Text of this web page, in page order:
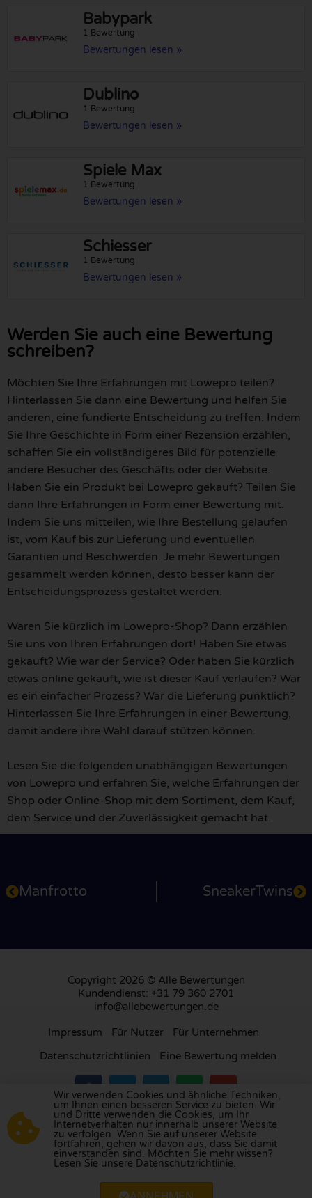
Babypark
1 Bewertung
Bewertungen lesen »
Dublino
1 Bewertung
Bewertungen lesen »
Spiele Max
1 Bewertung
Bewertungen lesen »
Schiesser
1 Bewertung
Bewertungen lesen »
Werden Sie auch eine Bewertung
schreiben?
Möchten Sie Ihre Erfahrungen mit Lowepro teilen?
Hinterlassen Sie dann eine Bewertung und helfen Sie
anderen, eine fundierte Entscheidung zu treffen. Indem
Sie Ihre Geschichte in Form einer Rezension erzählen,
schaffen Sie ein vollständigeres Bild für potenzielle
andere Besucher des Geschäfts oder der Website.
Haben Sie ein Produkt bei Lowepro gekauft? Teilen Sie
dann Ihre Erfahrungen in Form einer Bewertung mit.
Indem Sie uns mitteilen, wie Ihre Bestellung gelaufen
ist, vom Kauf bis zur Lieferung und eventuellen
Garantien und Beschwerden. Je mehr Bewertungen
gesammelt werden können, desto besser kann der
Entscheidungsprozess gestaltet werden.
Waren Sie kürzlich im Lowepro-Shop? Dann erzählen
Sie uns von Ihren Erfahrungen dort! Haben Sie etwas
gekauft? Wie war der Service? Oder haben Sie kürzlich
etwas online gekauft, wie ist dieser Kauf verlaufen? War
es ein einfacher Prozess? War die Lieferung pünktlich?
Hinterlassen Sie Ihre Erfahrungen in einer Bewertung,
damit andere ihre Wahl darauf stützen können.
Lesen Sie die folgenden unabhängigen Bewertungen
von Lowepro und erfahren Sie, welche Erfahrungen der
Shop oder Online-Shop mit dem Sortiment, dem Kauf,
dem Service und der Zuverlässigkeit gemacht hat.
Manfrotto SneakerTwins
Copyright 2026 © Alle Bewertungen
Kundendienst: +31 79 360 2701
info@allebewertungen.de
Impressum Für Nutzer
Für Unternehmen
Datenschutzrichtlinien
Eine Bewertung melden
Besuchen Sie unsere Bewertungsplattform in
Großbritannien,Frankreich, denNiederlanden
Belgien,Spanien, Italien,Portugal, Polen,
Dänemark , FinnlandundSchweden.
Wir verwenden Cookies und ähnliche Techniken,
um Ihnen einen besseren Service zu bieten. Wir
und Dritte verwenden die Cookies, um Ihr
Internetverhalten nur innerhalb unserer Website
zu verfolgen. Wenn Sie auf unserer Website
fortfahren, gehen wir davon aus, dass Sie damit
einverstanden sind. Möchten Sie mehr wissen?
Lesen Sie unsere Datenschutzrichtlinie.